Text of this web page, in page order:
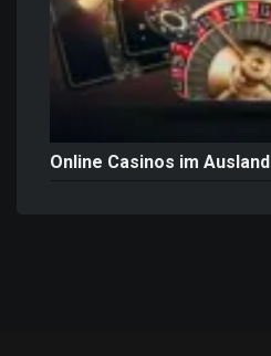
Online Casinos im Ausland